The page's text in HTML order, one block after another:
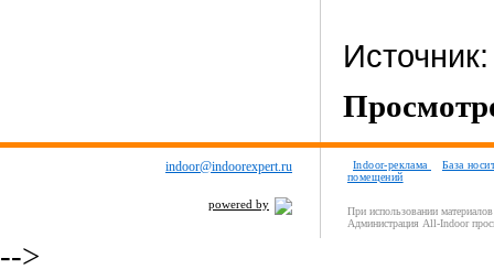
indoor@indoorexpert.ru
powered by
Indoor-реклама
База
помещений
При использовании
Администрация All-Indoor
-->